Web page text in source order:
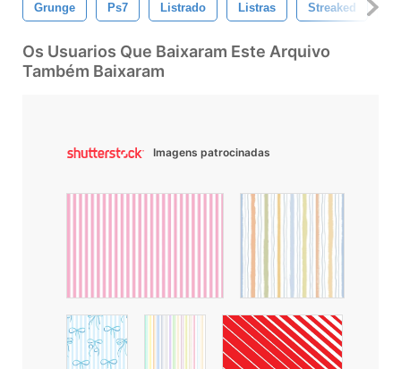
Grunge Ps7 Listrado Listras Streaked
Os Usuarios Que Baixaram Este Arquivo
Também Baixaram
Imagens patrocinadas